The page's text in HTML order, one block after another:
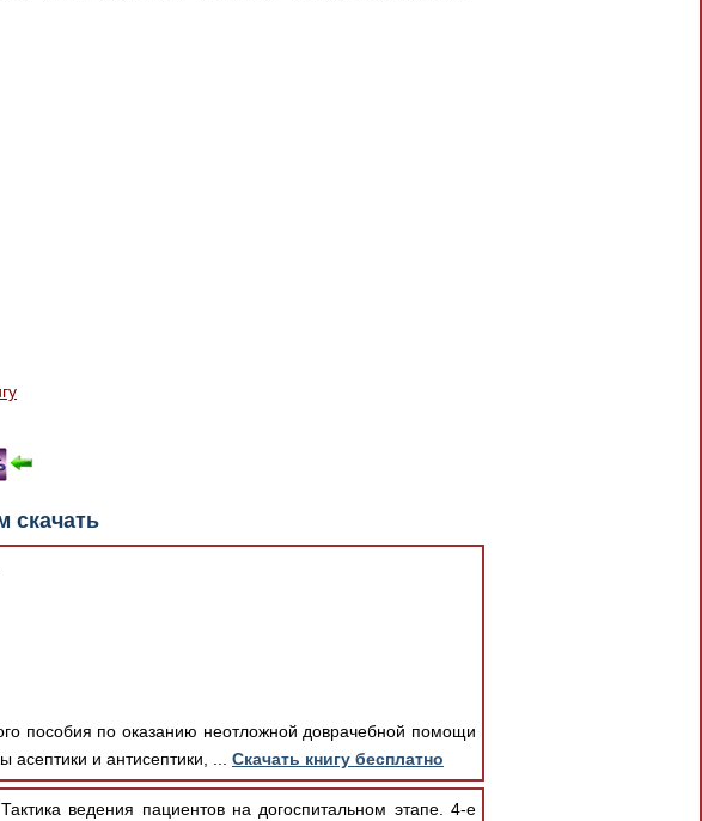
скачать
пособия по оказанию неотложной доврачебной помощи
и антисептики, ... Скачать книгу бесплатно
ведения пациентов на догоспитальном этапе. 4-е